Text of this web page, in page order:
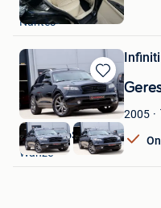
Mijn
Favorieten
Éric
Nantes
Bewaren
in
Mijn
Favorieten
2005
AutoRetroSport
Wanze